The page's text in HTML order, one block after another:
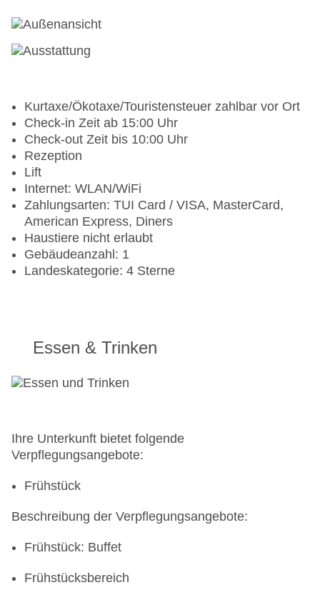
Kurtaxe/Ökotaxe/Touristensteuer zahlbar vor Ort
Check-in Zeit ab 15:00 Uhr
Check-out Zeit bis 10:00 Uhr
Rezeption
Lift
Internet: WLAN/WiFi
Zahlungsarten: TUI Card / VISA, MasterCard,
American Express, Diners
Haustiere nicht erlaubt
Gebäudeanzahl: 1
Landeskategorie: 4 Sterne
Essen & Trinken
Ihre Unterkunft bietet folgende
Verpflegungsangebote:
Frühstück
Beschreibung der Verpflegungsangebote:
Frühstück: Buffet
Frühstücksbereich